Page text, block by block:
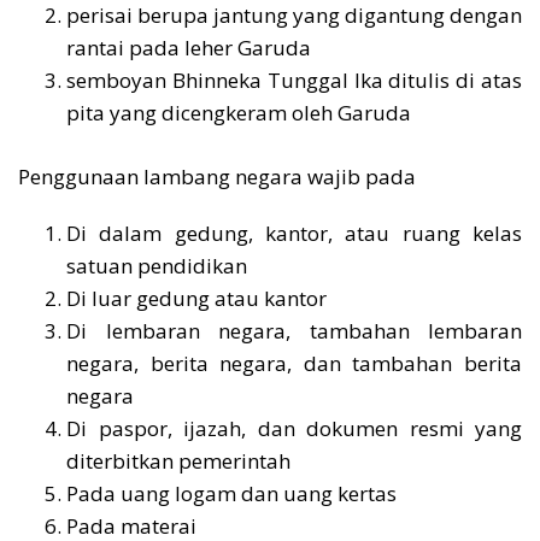
perisai berupa jantung yang digantung dengan
rantai pada leher Garuda
semboyan Bhinneka Tunggal Ika ditulis di atas
pita yang dicengkeram oleh Garuda
Penggunaan lambang negara wajib pada
Di dalam gedung, kantor, atau ruang kelas
satuan pendidikan
Di luar gedung atau kantor
Di lembaran negara, tambahan lembaran
negara, berita negara, dan tambahan berita
negara
Di paspor, ijazah, dan dokumen resmi yang
diterbitkan pemerintah
Pada uang logam dan uang kertas
Pada materai